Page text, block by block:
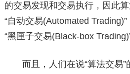
的交易发现和交易执行，因此
“自动交易(Automated
“黑匣子交易(Black-box Trading)”
而且，人们在说“算法交易”